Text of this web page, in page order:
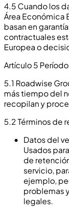
4.5 Cuando los
Área Económica
basan en
contractuales
Europea o
Artículo 5
5.1 Roadwise
más tiempo del
recopilan y
5.2 Términos de
Datos del
Usados
de
servicio,
ejemplo,
problemas
legales.